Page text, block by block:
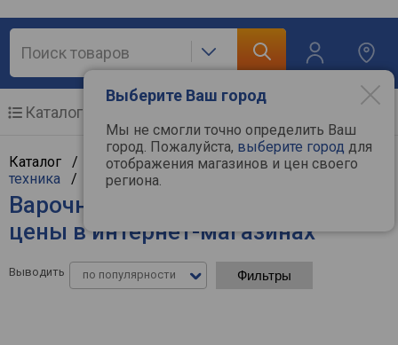
Выберите Ваш город
Мы не смогли точно определить Ваш
город. Пожалуйста, выберите город для
отображения магазинов и цен своего
региона.
Каталог
Каталог / Крупная бытовая техника/Встраиваемая
техника / Варочные поверхности
Варочные поверхности Greta -
цены в интернет-магазинах
Выводить по популярности Фильтры